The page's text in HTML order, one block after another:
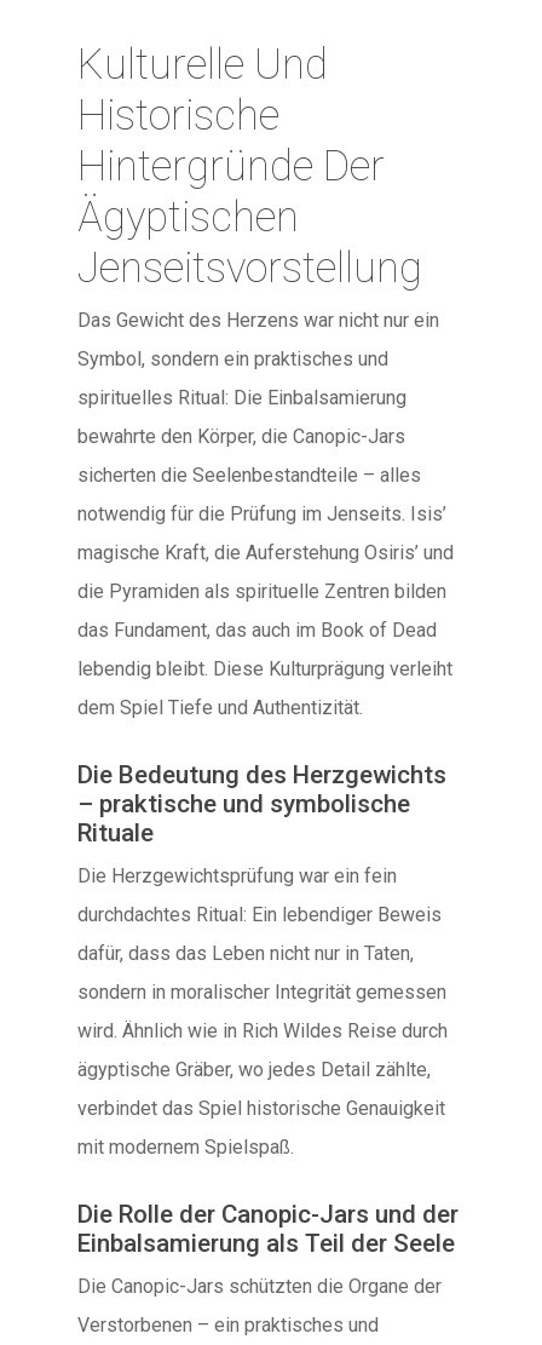
Kulturelle Und
Historische
Hintergründe Der
Ägyptischen
Jenseitsvorstellung
Das Gewicht des Herzens war nicht nur ein
Symbol, sondern ein praktisches und
spirituelles Ritual: Die Einbalsamierung
bewahrte den Körper, die Canopic-Jars
sicherten die Seelenbestandteile – alles
notwendig für die Prüfung im Jenseits. Isis’
magische Kraft, die Auferstehung Osiris’ und
die Pyramiden als spirituelle Zentren bilden
das Fundament, das auch im Book of Dead
lebendig bleibt. Diese Kulturprägung verleiht
dem Spiel Tiefe und Authentizität.
Die Bedeutung des Herzgewichts
– praktische und symbolische
Rituale
Die Herzgewichtsprüfung war ein fein
durchdachtes Ritual: Ein lebendiger Beweis
dafür, dass das Leben nicht nur in Taten,
sondern in moralischer Integrität gemessen
wird. Ähnlich wie in Rich Wildes Reise durch
ägyptische Gräber, wo jedes Detail zählte,
verbindet das Spiel historische Genauigkeit
mit modernem Spielspaß.
Die Rolle der Canopic-Jars und der
Einbalsamierung als Teil der Seele
Die Canopic-Jars schützten die Organe der
Verstorbenen – ein praktisches und